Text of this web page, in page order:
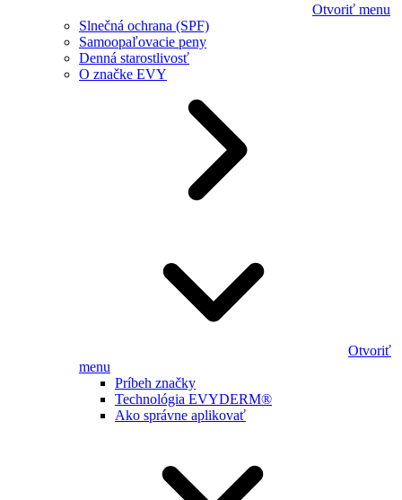
Otvoriť menu
Slnečná ochrana (SPF)
Samoopaľovacie peny
Denná starostlivosť
O značke EVY
Otvoriť
menu
Príbeh značky
Technológia EVYDERM®
Ako správne aplikovať